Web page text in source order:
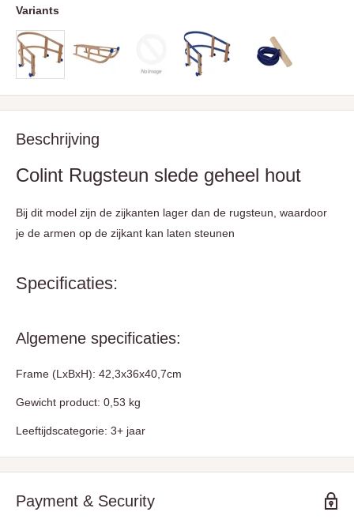
Variants
Beschrijving
Colint Rugsteun slede geheel hout
Bij dit model zijn de zijkanten lager dan de rugsteun, waardoor
je de armen op de zijkant kan laten steunen
Specificaties:
Algemene specificaties:
Frame (LxBxH): 42,3x36x40,7cm
Gewicht product: 0,53 kg
Leeftijdscategorie: 3+ jaar
Payment & Security